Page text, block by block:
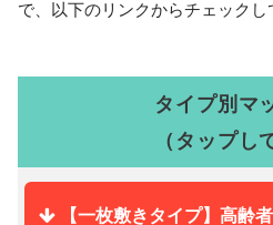
で、以下のリンクからチェックし
タイプ別マ
（タップし
【一枚敷きタイプ】高齢